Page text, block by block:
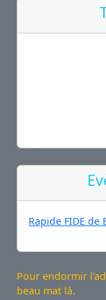
Rapide FIDE de
Pour endormir
beau mat là.